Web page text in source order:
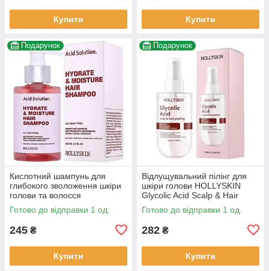
Купити Купити
Подарунок
Кислотний шампунь для
глибокого зволоження шкіри
голови та волосся
HOLLYSKIN Acid Solution Hair
Shampoo
Готово до відправки 1 од.
245 ₴
Купити
Подарунок
Відлущувальний пілінг для
шкіри голови HOLLYSKIN
Glycolic Acid Scalp & Hair
Peeling
Готово до відправки 1 од.
282 ₴
Купити